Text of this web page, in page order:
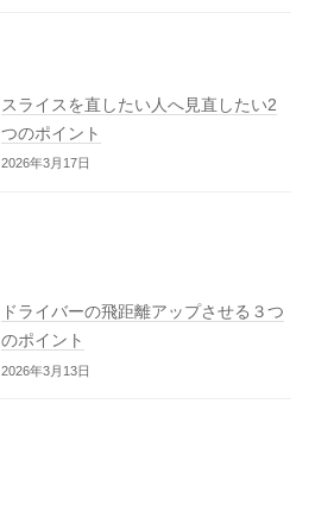
スライスを直したい人へ見直したい2
つのポイント
2026年3月17日
ドライバーの飛距離アップさせる３つ
のポイント
2026年3月13日